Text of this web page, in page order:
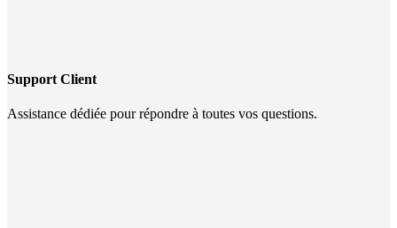
Support Client
Assistance dédiée pour répondre à toutes vos questions.